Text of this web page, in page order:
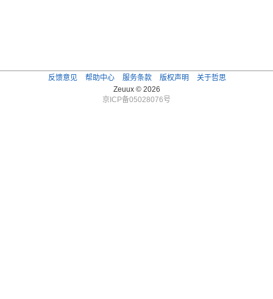
反馈意见 帮助中心 服务条款 版权声明
关于哲思
Zeuux © 2026
京ICP备05028076号